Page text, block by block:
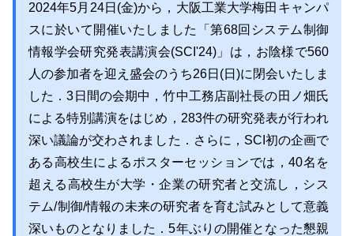
2024年5月24日(金)から，大阪工業大学梅田キャンパ
スに於いて開催いたしました「第68回システム制御
情報学会研究発表講演会(SCI'24)」は，お陰様で560
人の参加者を迎え盛会のうち26日(日)に閉会いたしま
した．3日間の会期中，竹中工務店副社長の田ノ畑氏
による特別講演をはじめ，283件の研究発表が行われ
深い議論が交わされました．さらに，SCI初の企画で
ある高校生によるポスターセッションでは，40名を
超える高校生が大学・企業の研究者と交流し，シス
テム/制御/情報の未来の研究者を育む試みとして意義
深いものとなりました．5年ぶりの開催となった懇親